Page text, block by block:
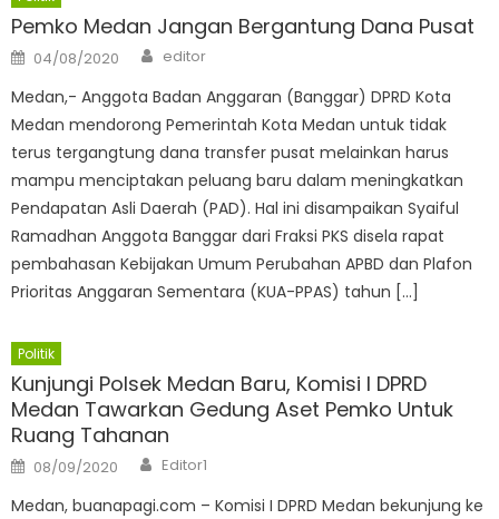
Pemko Medan Jangan Bergantung Dana Pusat
Posted
on
04/08/2020 Author
editor
Medan,- Anggota Badan Anggaran (Banggar) DPRD Kota
Medan mendorong Pemerintah Kota Medan untuk tidak
terus tergangtung dana transfer pusat melainkan harus
mampu menciptakan peluang baru dalam meningkatkan
Pendapatan Asli Daerah (PAD). Hal ini disampaikan Syaiful
Ramadhan Anggota Banggar dari Fraksi PKS disela rapat
pembahasan Kebijakan Umum Perubahan APBD dan Plafon
Prioritas Anggaran Sementara (KUA-PPAS) tahun […]
Politik
Kunjungi Polsek Medan Baru, Komisi I DPRD
Medan Tawarkan Gedung Aset Pemko Untuk
Ruang Tahanan
Posted
on
08/09/2020 Author
Editor1
Medan, buanapagi.com – Komisi I DPRD Medan bekunjung ke